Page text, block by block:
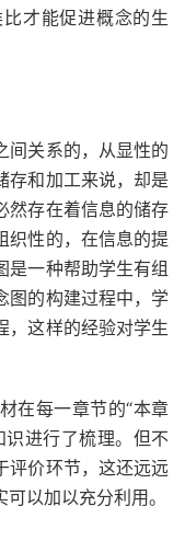
才能促进概念的生
间关系的，从显性的
存和加工来说，却是
然存在着信息的储存
织性的，在信息的提
是一种帮助学生有组
图的构建过程中，学
，这样的经验对学生
在每一章节的“本章
进行了梳理。但不
评价环节，这还远远
以加以充分利用。